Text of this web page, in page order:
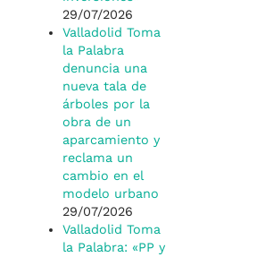
29/07/2026
Valladolid Toma
la Palabra
denuncia una
nueva tala de
árboles por la
obra de un
aparcamiento y
reclama un
cambio en el
modelo urbano
29/07/2026
Valladolid Toma
la Palabra: «PP y